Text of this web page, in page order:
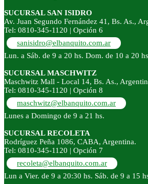
SUCURSAL SAN ISIDRO
Av. Juan Segundo Fernández 41, Bs. As.,
Tel: 0810-345-1120 | Opción 6
sanisidro@elbanquito.com.ar
Lun. a Sáb. de 9 a 20 hs. Dom. de 10 a 20
SUCURSAL MASCHWITZ
Maschwitz Mall - Local 14, Bs. As.,
Tel: 0810-345-1120 | Opción 8
maschwitz@elbanquito.com.ar
Lunes a Domingo de 9 a 21 hs.
SUCURSAL RECOLETA
Rodríguez Peña 1086, CABA, Argentina.
Tel: 0810-345-1120 | Opción 7
recoleta@elbanquito.com.ar
Lun a Vier. de 9 a 20:30 hs. Sáb. de 9 a 15